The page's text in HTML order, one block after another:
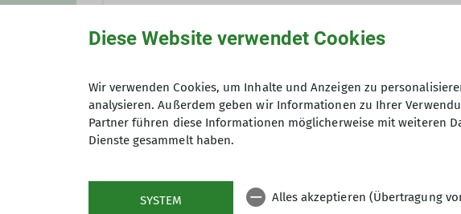
0179 20 11 871 holger.ruesberg@dav-
Gruppe
TAGESWANDERUNG
Diese Website verwendet Cookies
Wir verwenden Cookies, um Inhalte und Anzeigen zu
analysieren. Außerdem geben wir Informationen zu Ihrer
Partner führen diese Informationen möglicherweise mit weiteren
Dienste gesammelt haben.
SYSTEM Alles akzeptieren (Übertragung